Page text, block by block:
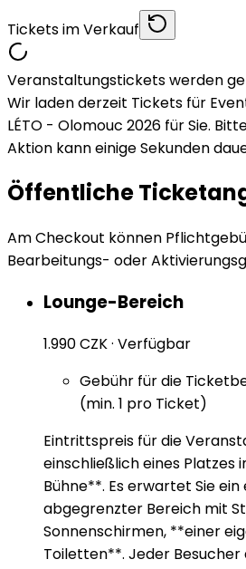
Tickets im Verkauf
Veranstaltungstickets werden
Wir laden derzeit Tickets für Event
LÉTO - Olomouc 2026 für Sie.
Aktion kann einige Sekunden
Öffentliche
Am Checkout können
Bearbeitungs- oder
Lounge-Bereich
1.990 CZK· Verfügbar
Gebühr für die
(min. 1 pro Ticket)
Eintrittspreis für die
einschließlich eines Platzes
Bühne**. Es erwartet Sie
abgegrenzter Bereich mit
Sonnenschirmen, **einer
Toiletten**. Jeder Besucher